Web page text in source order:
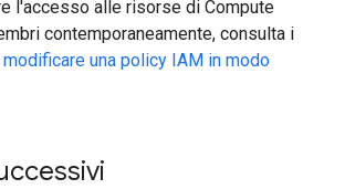
l'accesso alle risorse di Compute
contemporaneamente, consulta i
modificare una policy IAM in modo